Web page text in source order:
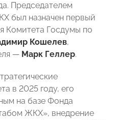
Председателем
был назначен первый
Комитета Госдумы по
Кошелев,
— Марк Геллер.
в 2025 году, его
на базе Фонда
ЖКХ», внедрение